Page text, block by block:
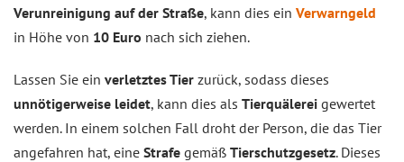
Verunreinigung auf der Straße, kann dies ein Verwarngeld
in Höhe von 10 Euro nach sich ziehen.
Lassen Sie ein verletztes Tier zurück, sodass dieses
unnötigerweise leidet, kann dies als Tierquälerei gewertet
werden. In einem solchen Fall droht der Person, die das Tier
angefahren hat, eine Strafe gemäß Tierschutzgesetz. Dieses